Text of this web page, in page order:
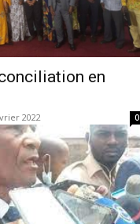
en
2022 0